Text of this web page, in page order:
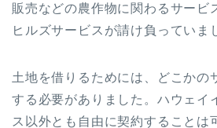
販売などの農作物に関わるサービ
ヒルズサービスが請け負っていま
土地を借りるためには、どこかの
する必要がありました。ハウェイ
ス以外とも自由に契約することは